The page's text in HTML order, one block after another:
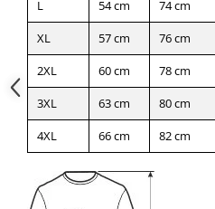
L 54 cm
74 cm
XL
57 cm
76 cm
2XL
60 cm
78 cm
3XL
63 cm
80 cm
4XL
66 cm 82 cm